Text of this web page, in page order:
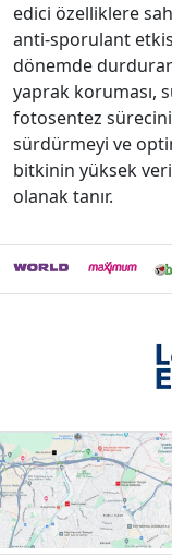
edici özelliklere
anti-sporulant
dönemde
yaprak koruması,
fotosentez
sürdürmeyi ve
bitkinin yüksek
olanak tanır.